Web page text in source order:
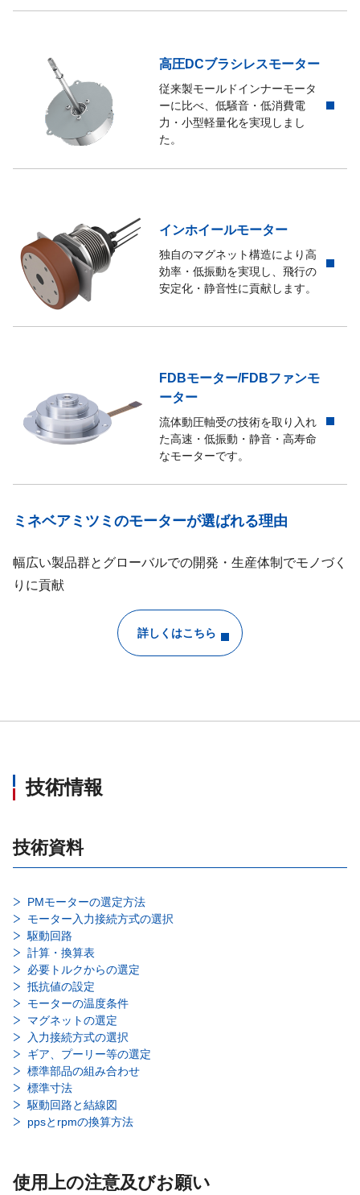
高圧DCブラシレスモーター
従来製モールドインナーモータ
ーに比べ、低騒音・低消費電
力・小型軽量化を実現しまし
た。
インホイールモーター
独自のマグネット構造により高
効率・低振動を実現し、飛行の
安定化・静音性に貢献します。
FDBモーター/FDBファンモ
ーター
流体動圧軸受の技術を取り入れ
た高速・低振動・静音・高寿命
なモーターです。
ミネベアミツミのモーターが選ばれる理由
幅広い製品群とグローバルでの開発・生産体制でモノづく
りに貢献
詳しくはこちら
技術情報
技術資料
PMモーターの選定方法
モーター入力接続方式の選択
駆動回路
計算・換算表
必要トルクからの選定
抵抗値の設定
モーターの温度条件
マグネットの選定
入力接続方式の選択
ギア、プーリー等の選定
標準部品の組み合わせ
標準寸法
駆動回路と結線図
ppsとrpmの換算方法
使用上の注意及びお願い